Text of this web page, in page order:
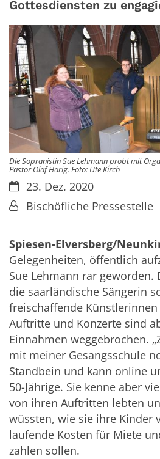
Gottesdiensten zu
Die Sopranistin Sue Lehmann probt mit
Pastor Olaf Harig. Foto: Ute Kirch
Datum:23. Dez. 2020
Von:Bischöfliche Pressestelle
Spiesen-Elversberg/
Gelegenheiten, öffentlich
Sue Lehmann rar
die saarländische Sängerin
freischaffende
Auftritte und Konzerte sind
Einnahmen weggebrochen.
mit meiner Gesangsschule
Standbein und kann online
50-Jährige. Sie kenne aber
von ihren Auftritten lebten
wüssten, wie sie ihre Kinder
laufende Kosten für Miete
zahlen sollen.